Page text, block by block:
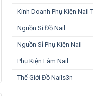
Kinh Doanh Phụ Kiện Nail
Nguồn Sỉ Đồ Nail
Nguồn Sỉ Phụ Kiện Nail
Phụ Kiện Làm Nail
Thế Giới Đồ Nails3n